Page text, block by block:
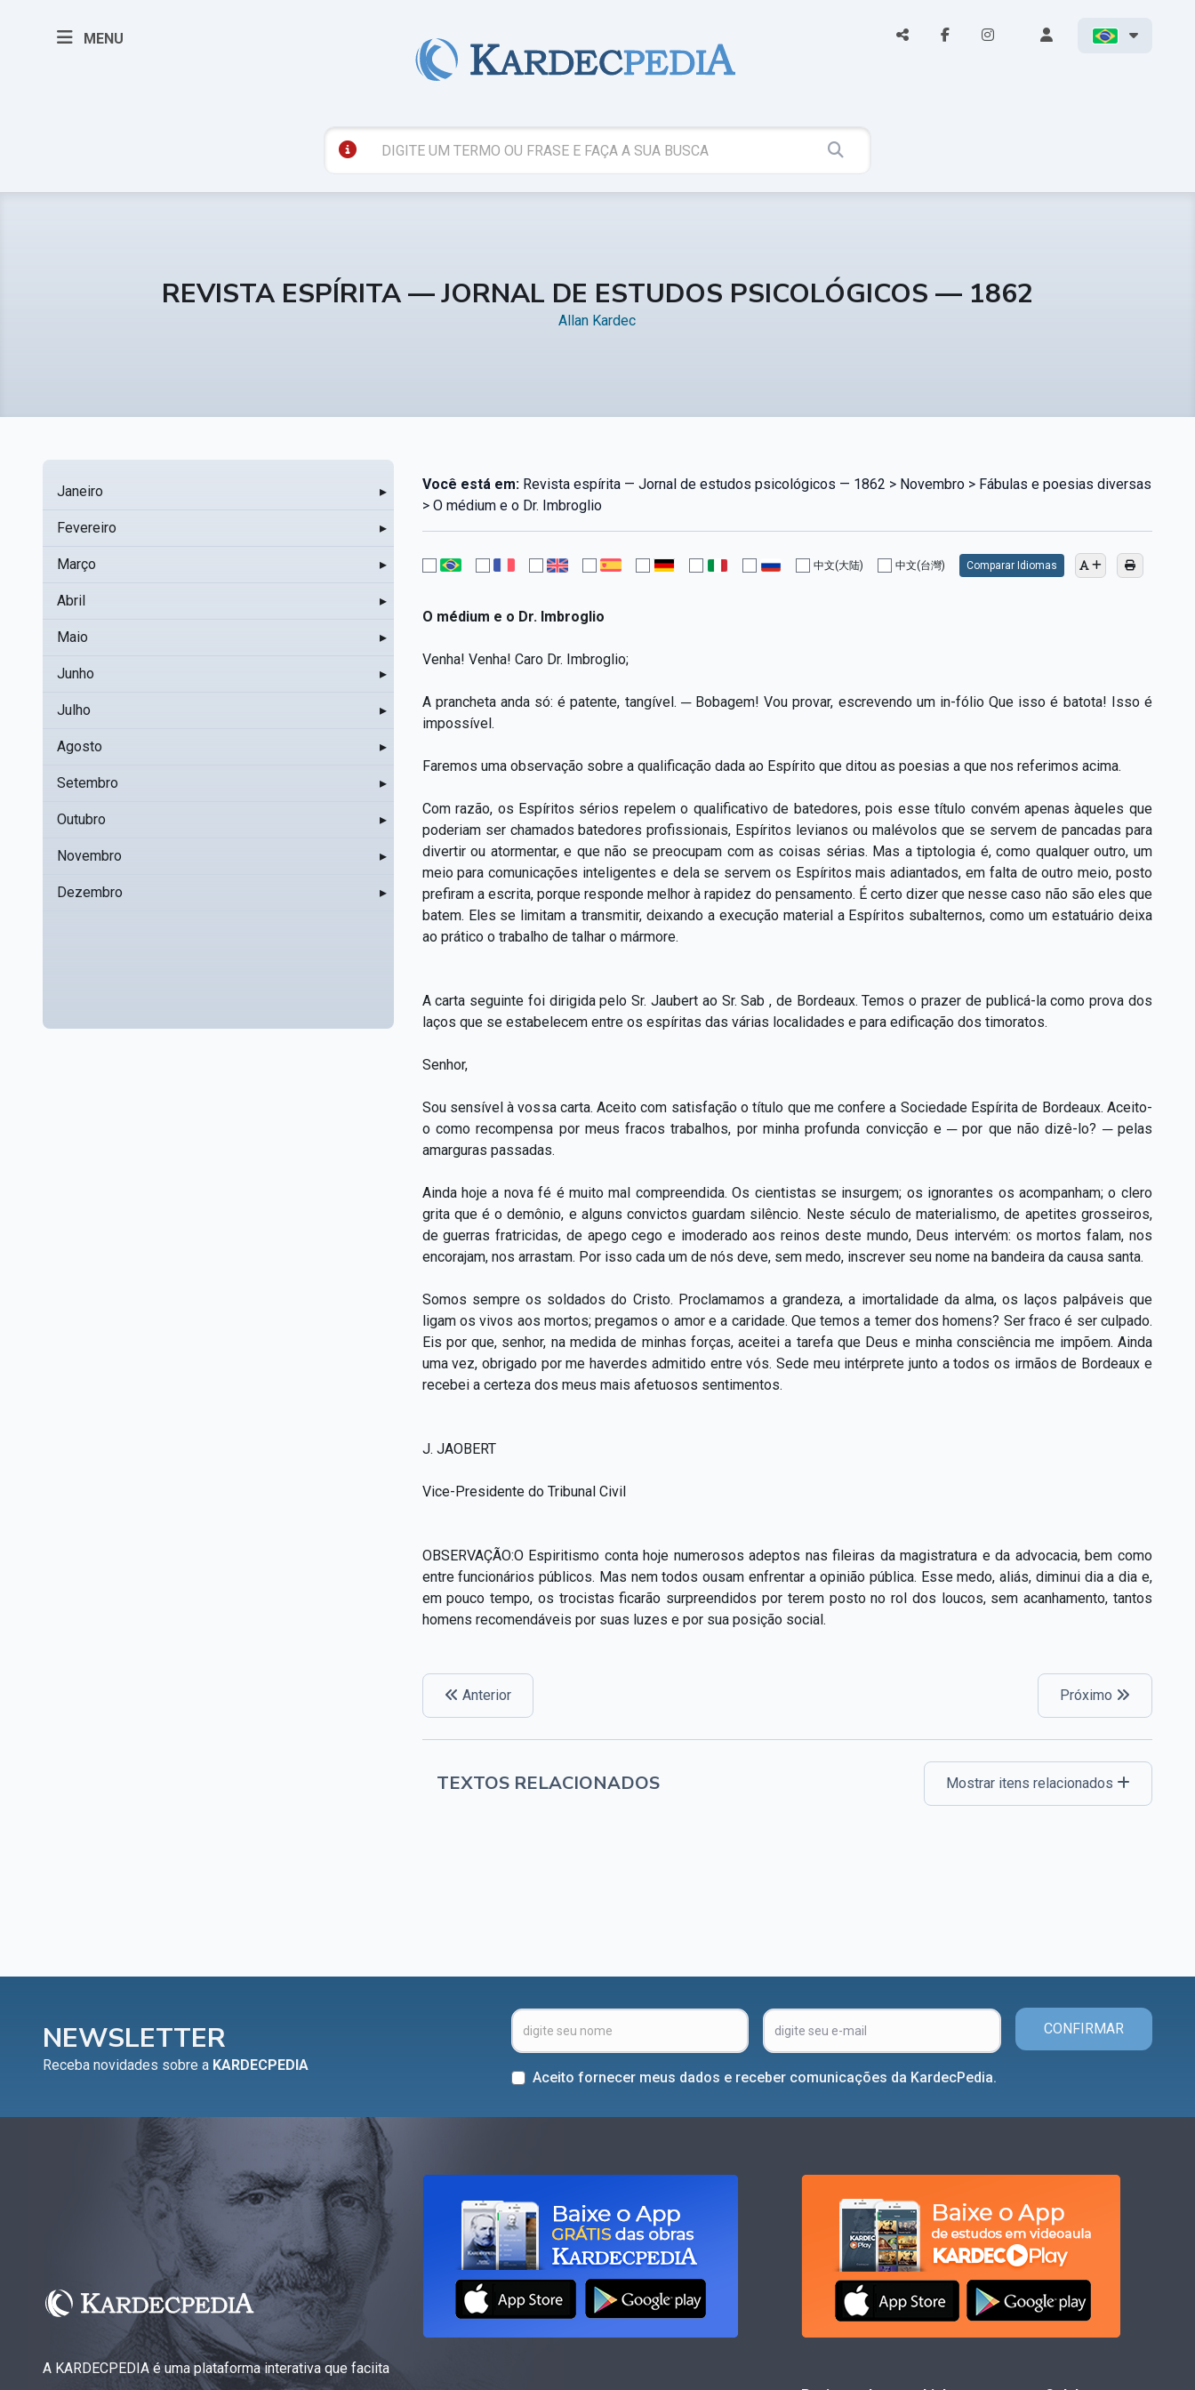
MENU
REVISTA ESPÍRITA — JORNAL DE ESTUDOS PSICOLÓGICOS — 1862
Allan Kardec
Janeiro ▸
Fevereiro ▸
Março ▸
Abril ▸
Maio ▸
Junho ▸
Julho ▸
Agosto ▸
Setembro ▸
Outubro ▸
Novembro ▸
Dezembro ▸
Você está em:Revista espírita — Jornal de estudos psicológicos — 1862 > Novembro > Fábulas e poesias diversas
> O médium e o Dr. Imbroglio
中文(大陆) 中文(台灣) Comparar Idiomas
O médium e o Dr. Imbroglio
Venha! Venha! Caro Dr. Imbroglio;
A prancheta anda só: é patente, tangível. ─ Bobagem! Vou provar, escrevendo um in-fólio Que isso é batota! Isso é
impossível.
Faremos uma observação sobre a qualificação dada ao Espírito que ditou as poesias a que nos referimos acima.
Com razão, os Espíritos sérios repelem o qualificativo de batedores, pois esse título convém apenas àqueles que
poderiam ser chamados batedores profissionais, Espíritos levianos ou malévolos que se servem de pancadas para
divertir ou atormentar, e que não se preocupam com as coisas sérias. Mas a tiptologia é, como qualquer outro, um
meio para comunicações inteligentes e dela se servem os Espíritos mais adiantados, em falta de outro meio, posto
prefiram a escrita, porque responde melhor à rapidez do pensamento. É certo dizer que nesse caso não são eles que
batem. Eles se limitam a transmitir, deixando a execução material a Espíritos subalternos, como um estatuário deixa
ao prático o trabalho de talhar o mármore.
A carta seguinte foi dirigida pelo Sr. Jaubert ao Sr. Sab , de Bordeaux. Temos o prazer de publicá-la como prova dos
laços que se estabelecem entre os espíritas das várias localidades e para edificação dos timoratos.
Senhor,
Sou sensível à vossa carta. Aceito com satisfação o título que me confere a Sociedade Espírita de Bordeaux. Aceito-
o como recompensa por meus fracos trabalhos, por minha profunda convicção e ─ por que não dizê-lo? ─ pelas
amarguras passadas.
Ainda hoje a nova fé é muito mal compreendida. Os cientistas se insurgem; os ignorantes os acompanham; o clero
grita que é o demônio, e alguns convictos guardam silêncio. Neste século de materialismo, de apetites grosseiros,
de guerras fratricidas, de apego cego e imoderado aos reinos deste mundo, Deus intervém: os mortos falam, nos
encorajam, nos arrastam. Por isso cada um de nós deve, sem medo, inscrever seu nome na bandeira da causa santa.
Somos sempre os soldados do Cristo. Proclamamos a grandeza, a imortalidade da alma, os laços palpáveis que
ligam os vivos aos mortos; pregamos o amor e a caridade. Que temos a temer dos homens? Ser fraco é ser culpado.
Eis por que, senhor, na medida de minhas forças, aceitei a tarefa que Deus e minha consciência me impõem. Ainda
uma vez, obrigado por me haverdes admitido entre vós. Sede meu intérprete junto a todos os irmãos de Bordeaux e
recebei a certeza dos meus mais afetuosos sentimentos.
J. JAOBERT
Vice-Presidente do Tribunal Civil
OBSERVAÇÃO:O Espiritismo conta hoje numerosos adeptos nas fileiras da magistratura e da advocacia, bem como
entre funcionários públicos. Mas nem todos ousam enfrentar a opinião pública. Esse medo, aliás, diminui dia a dia e,
em pouco tempo, os trocistas ficarão surpreendidos por terem posto no rol dos loucos, sem acanhamento, tantos
homens recomendáveis por suas luzes e por sua posição social.
Anterior Próximo
TEXTOS RELACIONADOS Mostrar itens relacionados
NEWSLETTER
Receba novidades sobre a KARDECPEDIA
CONFIRMAR
Aceito fornecer meus dados e receber comunicações da KardecPedia.
A KARDECPEDIA é uma plataforma interativa que faciita